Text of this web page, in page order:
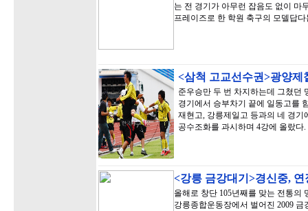
는 전 경기가 아무런 잡음도 없이 마
프레이즈로 한 학원 축구의 모델답
<삼척 고교선수권>광양
준우승만 두 번 차지하는데 그쳤던
경기에서 승부차기 끝에 일동고를
재현고, 강릉제일고 등과의 네 경기
공수조화를 과시하며 4강에 올랐다
<강릉 금강대기>경신중,
올해로 창단 105년째를 맞는 전통의
강릉종합운동장에서 벌어진 2009